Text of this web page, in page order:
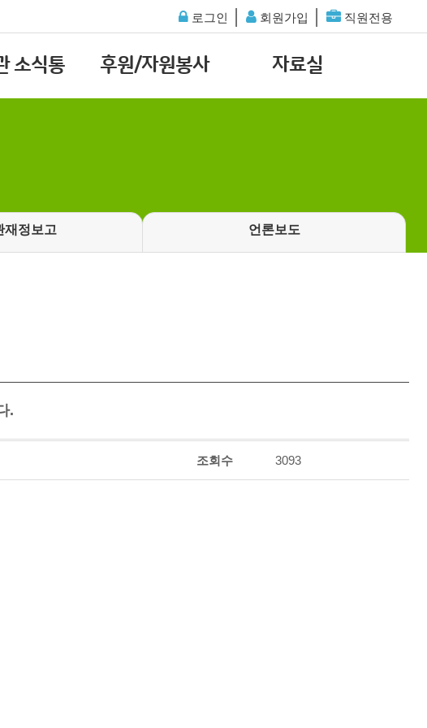
로그인 회원가입 직원전용
소식통 후원/자원봉사 자료실
재정보고 언론보도
.
조회수 3093